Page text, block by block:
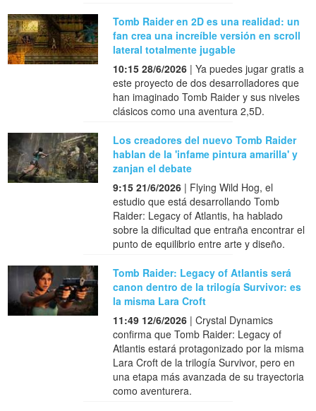
Tomb Raider en 2D es una realidad: un
fan crea una increíble versión en scroll
lateral totalmente jugable
10:15 28/6/2026 | Ya puedes jugar gratis a
este proyecto de dos desarrolladores que
han imaginado Tomb Raider y sus niveles
clásicos como una aventura 2,5D.
Los creadores del nuevo Tomb Raider
hablan de la 'infame pintura amarilla' y
zanjan el debate
9:15 21/6/2026 | Flying Wild Hog, el
estudio que está desarrollando Tomb
Raider: Legacy of Atlantis, ha hablado
sobre la dificultad que entraña encontrar el
punto de equilibrio entre arte y diseño.
Tomb Raider: Legacy of Atlantis será
canon dentro de la trilogía Survivor: es
la misma Lara Croft
11:49 12/6/2026 | Crystal Dynamics
confirma que Tomb Raider: Legacy of
Atlantis estará protagonizado por la misma
Lara Croft de la trilogía Survivor, pero en
una etapa más avanzada de su trayectoria
como aventurera.